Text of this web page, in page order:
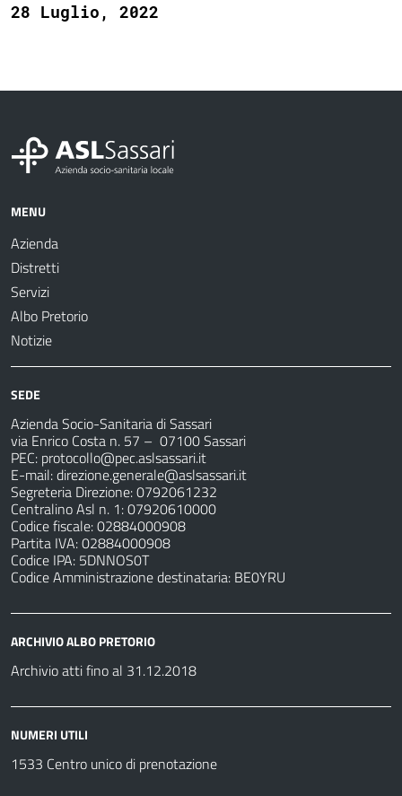
28 Luglio, 2022
MENU
Azienda
Distretti
Servizi
Albo Pretorio
Notizie
SEDE
Azienda Socio-Sanitaria di Sassari
via Enrico Costa n. 57 – 07100 Sassari
PEC: protocollo@pec.aslsassari.it
E-mail:direzione.generale@aslsassari.it
Segreteria Direzione: 0792061232
Centralino Asl n. 1: 07920610000
Codice fiscale: 02884000908
Partita IVA: 02884000908
Codice IPA: 5DNNOS0T
Codice Amministrazione destinataria: BE0YRU
ARCHIVIO ALBO PRETORIO
Archivio atti fino al 31.12.2018
NUMERI UTILI
1533 Centro unico di prenotazione